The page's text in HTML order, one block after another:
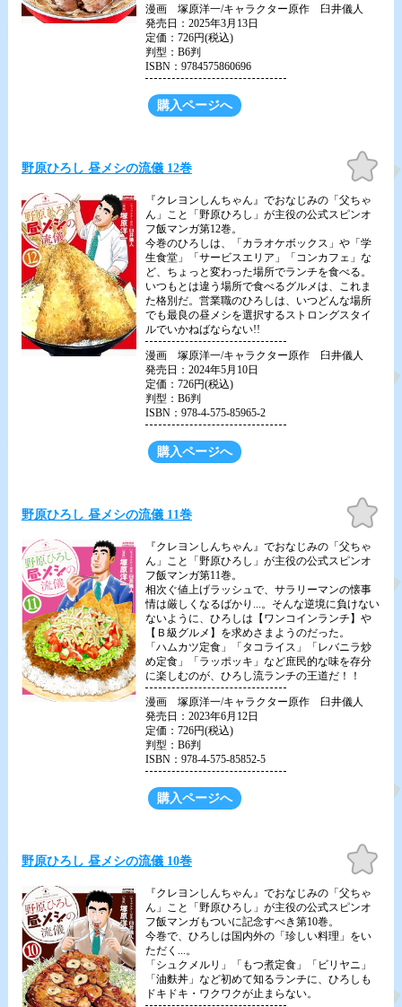
漫画 塚原洋一/キャラクター原作 臼井儀人
発売日：2025年3月13日
定価：726円(税込)
判型：B6判
ISBN：9784575860696
購入ページへ
野原ひろし 昼メシの流儀 12巻
お気
に入
『クレヨンしんちゃん』でおなじみの「父ちゃ
ん」こと「野原ひろし」が主役の公式スピンオ
フ飯マンガ第12巻。
今巻のひろしは、「カラオケボックス」や「学
生食堂」「サービスエリア」「コンカフェ」な
ど、ちょっと変わった場所でランチを食べる。
いつもとは違う場所で食べるグルメは、これま
た格別だ。営業職のひろしは、いつどんな場所
でも最良の昼メシを選択するストロングスタイ
ルでいかねばならない!!
漫画 塚原洋一/キャラクター原作 臼井儀人
発売日：2024年5月10日
定価：726円(税込)
判型：B6判
ISBN：978-4-575-85965-2
購入ページへ
野原ひろし 昼メシの流儀 11巻
お気
に入
『クレヨンしんちゃん』でおなじみの「父ちゃ
ん」こと「野原ひろし」が主役の公式スピンオ
フ飯マンガ第11巻。
相次ぐ値上げラッシュで、サラリーマンの懐事
情は厳しくなるばかり...。そんな逆境に負けない
ないように、ひろしは【ワンコインランチ】や
【Ｂ級グルメ】を求めさまようのだった。
「ハムカツ定食」「タコライス」「レバニラ炒
め定食」「ラッポッキ」など庶民的な味を存分
に楽しむのが、ひろし流ランチの王道だ！！
漫画 塚原洋一/キャラクター原作 臼井儀人
発売日：2023年6月12日
定価：726円(税込)
判型：B6判
ISBN：978-4-575-85852-5
購入ページへ
野原ひろし 昼メシの流儀 10巻
お気
に入
『クレヨンしんちゃん』でおなじみの「父ちゃ
ん」こと「野原ひろし」が主役の公式スピンオ
フ飯マンガもついに記念すべき第10巻。
今巻で、ひろしは国内外の「珍しい料理」をい
ただく...。
「シュクメルリ」「もつ煮定食」「ビリヤニ」
「油麩丼」など初めて知るランチに、ひろしも
ドキドキ・ワクワクが止まらない。